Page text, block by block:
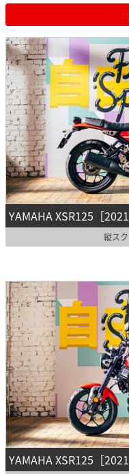
YAMAHA XSR125［
縦ス
YAMAHA XSR125［